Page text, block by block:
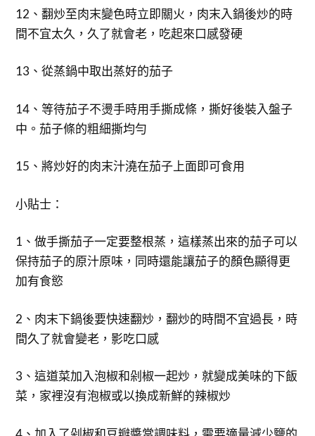
12、翻炒至肉末變色時立即關火，肉末入鍋後炒的時
間不宜太久，久了就會老，吃起來口感發硬
13、從蒸鍋中取出蒸好的茄子
14、等待茄子不燙手時用手撕成條，撕好後裝入盤子
中。茄子條的粗細撕均勻
15、將炒好的肉末汁澆在茄子上面即可食用
小貼士：
1、做手撕茄子一定要整根蒸，這樣蒸出來的茄子可以
保持茄子的原汁原味，同時還能讓茄子的顏色顯得更
加有食慾
2、肉末下鍋後要快速翻炒，翻炒的時間不宜過長，時
間久了就會變老，影吃口感
3、這道菜加入泡椒和剁椒一起炒，就變成美味的下飯
菜，家裡沒有泡椒或以換成新鮮的辣椒炒